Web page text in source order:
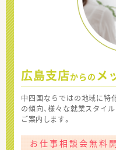
広島支店からの メ
中四国ならではの地域に特
の傾向、様々な就業スタイ
ご案内します。
お仕事相談会無料